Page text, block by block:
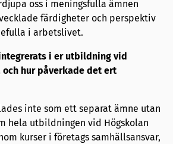
oss i meningsfulla ämnen
färdigheter och perspektiv
i arbetslivet.
i er utbildning vid
och hur påverkade det ert
inte som ett separat ämne utan
hela utbildningen vid Högskolan
kurser i företags samhällsansvar,